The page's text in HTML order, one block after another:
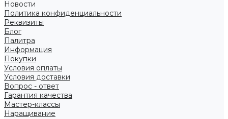
Новости
Политика конфиденциальности
Реквизиты
Блог
Палитра
Информация
Покупки
Условия оплаты
Условия доставки
Вопрос - ответ
Гарантия качества
Мастер-классы
Наращивание